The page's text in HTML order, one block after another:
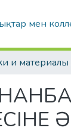
мен